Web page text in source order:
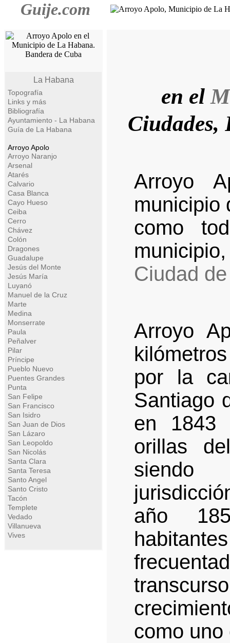
Guije.com
La Habana
Topografía
Links y más
Bibliografía
Ayuntamiento - La Habana
Guía de La Habana
Arroyo Apolo
Arroyo Naranjo
Arsenal
Atarés
Calvario
Casa Blanca
Cayo Hueso
Ceiba
Cerro
Chávez
Colón
Dragones
Guadalupe
Jesús del Monte
Jesús María
Luyanó
Manuel de la Cruz
Marte
Medina
Monserrate
Paula
Peñalver
Pilar
Príncipe
Pueblo Nuevo
Puentes Grandes
Punta
San Felipe
San Francisco
San Isidro
San Juan de Dios
San Lázaro
San Leopoldo
San Nicolás
Santa Clara
Santa Teresa
Santo Angel
Santo Cristo
Tacón
Templete
Vedado
Villanueva
Vives
en el
Ciudades,
Arroyo
municipio
como
Ciudad
Arroyo
por la
Santiago
en 1843
orillas
siendo
año
como uno